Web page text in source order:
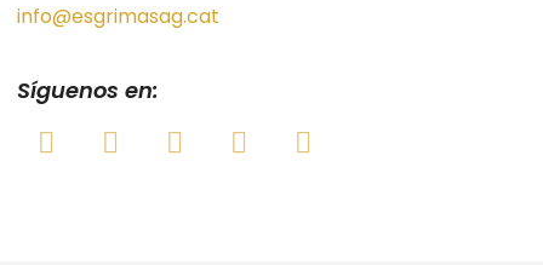
info@esgrimasag.cat
Síguenos en: